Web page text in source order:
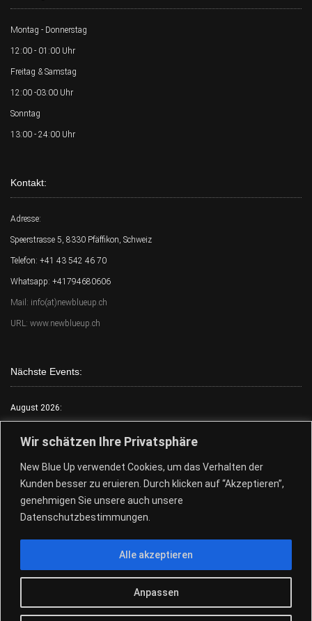
Wir schätzen Ihre Privatsphäre
New Blue Up verwendet Cookies, um das Verhalten der
Kunden besser zu eruieren. Durch klicken auf “Akzeptieren”,
genehmigen Sie unsere auch unsere
Datenschutzbestimmungen.
Anpassen
Alle akzeptieren
Montag - Donnerstag
12:00 - 01:00 Uhr
Freitag & Samstag
12:00 -03:00 Uhr
Sonntag
13:00 - 24:00 Uhr
Kontakt:
Adresse:
Speerstrasse 5, 8330 Pfäffikon, Schweiz
Telefon: +41 43 542 46 70
Whatsapp: +41794680606
Mail: info(at)newblueup.ch
URL: www.newblueup.ch
Nächste Events:
August 2026:
Mi.:FKK Tag
Fr.:FKK Tag
28.+29.08.Pool Party
© 2026New Blue Up - Sauna Club |Design by